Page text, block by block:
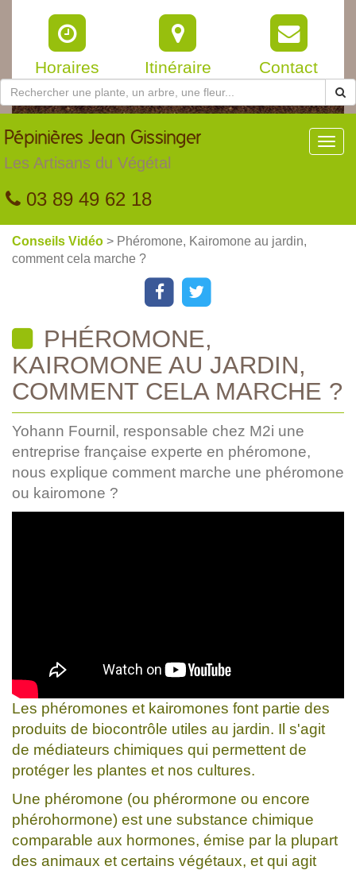
Horaires Itinéraire Contact
Pépinières Jean Gissinger
Les Artisans du Végétal
03 89 49 62 18
Conseils Vidéo > Phéromone, Kairomone au jardin,
comment cela marche ?
PHÉROMONE,
KAIROMONE AU JARDIN,
COMMENT CELA MARCHE ?
Yohann Fournil, responsable chez M2i une
entreprise française experte en phéromone,
nous explique comment marche une phéromone
ou kairomone ?
Les phéromones et kairomones font partie des
produits de biocontrôle utiles au jardin. Il s'agit
de médiateurs chimiques qui permettent de
protéger les plantes et nos cultures.
Une phéromone (ou phérormone ou encore
phérohormone) est une substance chimique
comparable aux hormones, émise par la plupart
des animaux et certains végétaux, et qui agit